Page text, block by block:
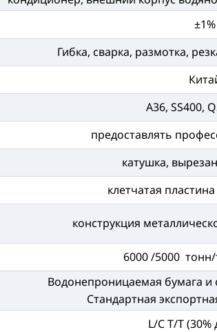
±1%
Гибка, сварка, размотка,
A36, SS400,
предоставлять
катушка,
клетчатая
конструкция
6000 /5000
Водонепроницаемая бумага и
Стандартная
L/C T/T (30%